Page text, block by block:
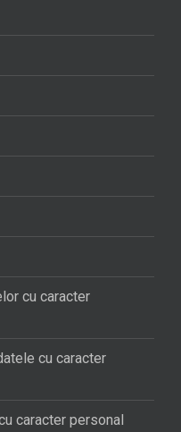
cu caracter
cu caracter
caracter personal